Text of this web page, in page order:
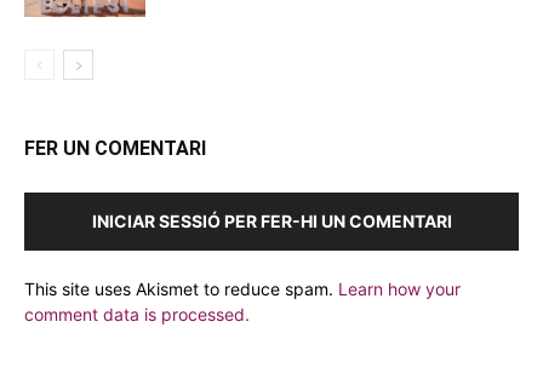
FER UN COMENTARI
INICIAR SESSIÓ PER FER-HI UN COMENTARI
This site uses Akismet to reduce spam. Learn how your
comment data is processed.